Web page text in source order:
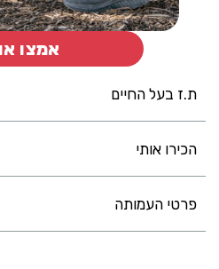
ת.ז בעל החיים
הכירו אותי
פרטי העמותה
אמצו